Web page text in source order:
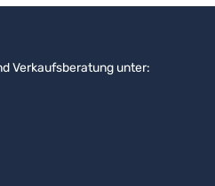
Verkaufsberatung unter: